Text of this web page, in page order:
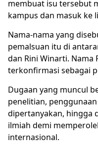
membuat isu tersebut
kampus dan masuk ke
Nama-nama yang
pemalsuan itu di
dan Rini Winarti. Nama
terkonfirmasi sebagai
Dugaan yang muncul
penelitian,
dipertanyakan, hingga
ilmiah demi
internasional.